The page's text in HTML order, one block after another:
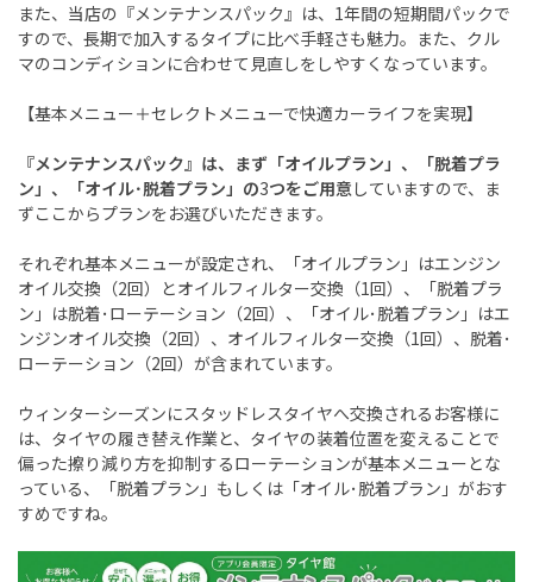
また、当店の『メンテナンスパック』は、 1年間の短期間パックで
すので、長期で加入するタイプに比べ手軽さも魅力。また、クル
マのコンディションに合わせて見直しをしやすくなっています。
【基本メニュー＋セレクトメニューで快適カーライフを実現】
『メンテナンスパック』は、まず「オイルプラン」、「脱着プラ
ン」、「オイル･脱着プラン」の3つをご用意していますので、ま
ずここからプランをお選びいただきます。
それぞれ基本メニューが設定され、「オイルプラン」はエンジン
オイル交換（2回）とオイルフィルター交換（1回）、「脱着プラ
ン」は脱着･ローテーション（2回）、「オイル･脱着プラン」はエ
ンジンオイル交換（2回）、オイルフィルター交換（1回）、脱着･
ローテーション（2回）が含まれています。
ウィンターシーズンにスタッドレスタイヤへ交換されるお客様に
は、タイヤの履き替え作業と、タイヤの装着位置を変えることで
偏った擦り減り方を抑制するローテーションが基本メニューとな
っている、「脱着プラン」もしくは「オイル･脱着プラン」がおす
すめですね。